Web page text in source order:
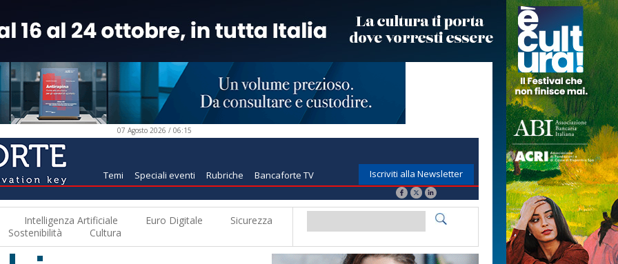
07 Agosto 2026 / 06:15
Temi Speciali eventi Rubriche Bancaforte TV Iscriviti alla Newsletter
Intelligenza Artificiale Euro Digitale
Sicurezza
Sostenibilità Cultura